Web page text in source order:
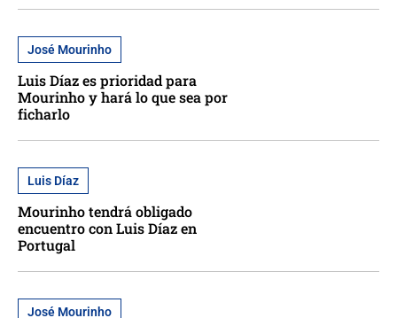
José Mourinho
Luis Díaz es prioridad para
Mourinho y hará lo que sea por
ficharlo
Luis Díaz
Mourinho tendrá obligado
encuentro con Luis Díaz en
Portugal
José Mourinho